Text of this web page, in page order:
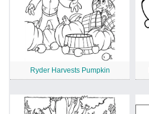
Ryder Harvests Pumpkin